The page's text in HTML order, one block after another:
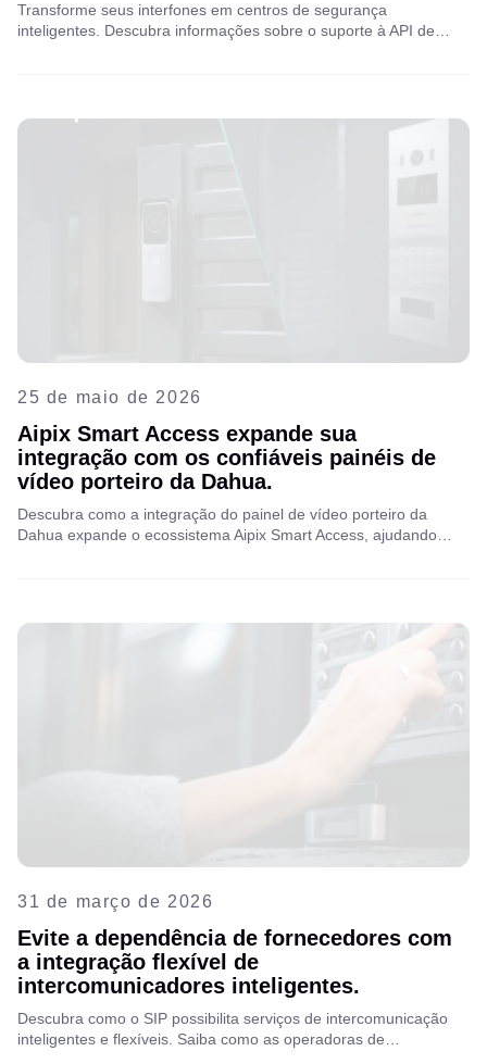
Transforme seus interfones em centros de segurança
inteligentes. Descubra informações sobre o suporte à API de
25 de maio de 2026
Aipix Smart Access expande sua
integração com os confiáveis painéis de
vídeo porteiro da Dahua.
Descubra como a integração do painel de vídeo porteiro da
Dahua expande o ecossistema Aipix Smart Access, ajudando
31 de março de 2026
Evite a dependência de fornecedores com
a integração flexível de
intercomunicadores inteligentes.
Descubra como o SIP possibilita serviços de intercomunicação
inteligentes e flexíveis. Saiba como as operadoras de